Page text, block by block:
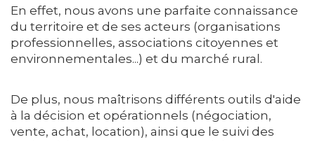
En effet, nous avons une parfaite connaissance
du territoire et de ses acteurs (organisations
professionnelles, associations citoyennes et
environnementales...) et du marché rural.
De plus, nous maîtrisons différents outils d'aide
à la décision et opérationnels (négociation,
vente, achat, location), ainsi que le suivi des